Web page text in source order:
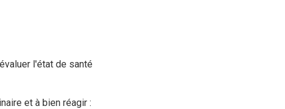
l'état de santé
et à bien réagir :